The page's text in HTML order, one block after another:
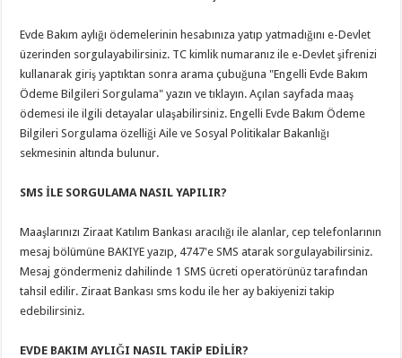
Evde Bakım aylığı ödemelerinin hesabınıza yatıp yatmadığını e-Devlet
üzerinden sorgulayabilirsiniz. TC kimlik numaranız ile e-Devlet şifrenizi
kullanarak giriş yaptıktan sonra arama çubuğuna "Engelli Evde Bakım
Ödeme Bilgileri Sorgulama" yazın ve tıklayın. Açılan sayfada maaş
ödemesi ile ilgili detayalar ulaşabilirsiniz. Engelli Evde Bakım Ödeme
Bilgileri Sorgulama özelliği Aile ve Sosyal Politikalar Bakanlığı
sekmesinin altında bulunur.
SMS İLE SORGULAMA NASIL YAPILIR?
Maaşlarınızı Ziraat Katılım Bankası aracılığı ile alanlar, cep telefonlarının
mesaj bölümüne BAKIYE yazıp, 4747'e SMS atarak sorgulayabilirsiniz.
Mesaj göndermeniz dahilinde 1 SMS ücreti operatörünüz tarafından
tahsil edilir. Ziraat Bankası sms kodu ile her ay bakiyenizi takip
edebilirsiniz.
EVDE BAKIM AYLIĞI NASIL TAKİP EDİLİR?